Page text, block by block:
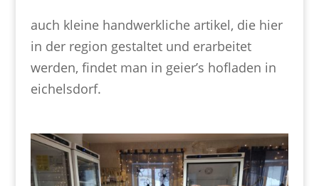
auch kleine handwerkliche artikel, die hier
in der region gestaltet und erarbeitet
werden, findet man in geier’s hofladen in
eichelsdorf.